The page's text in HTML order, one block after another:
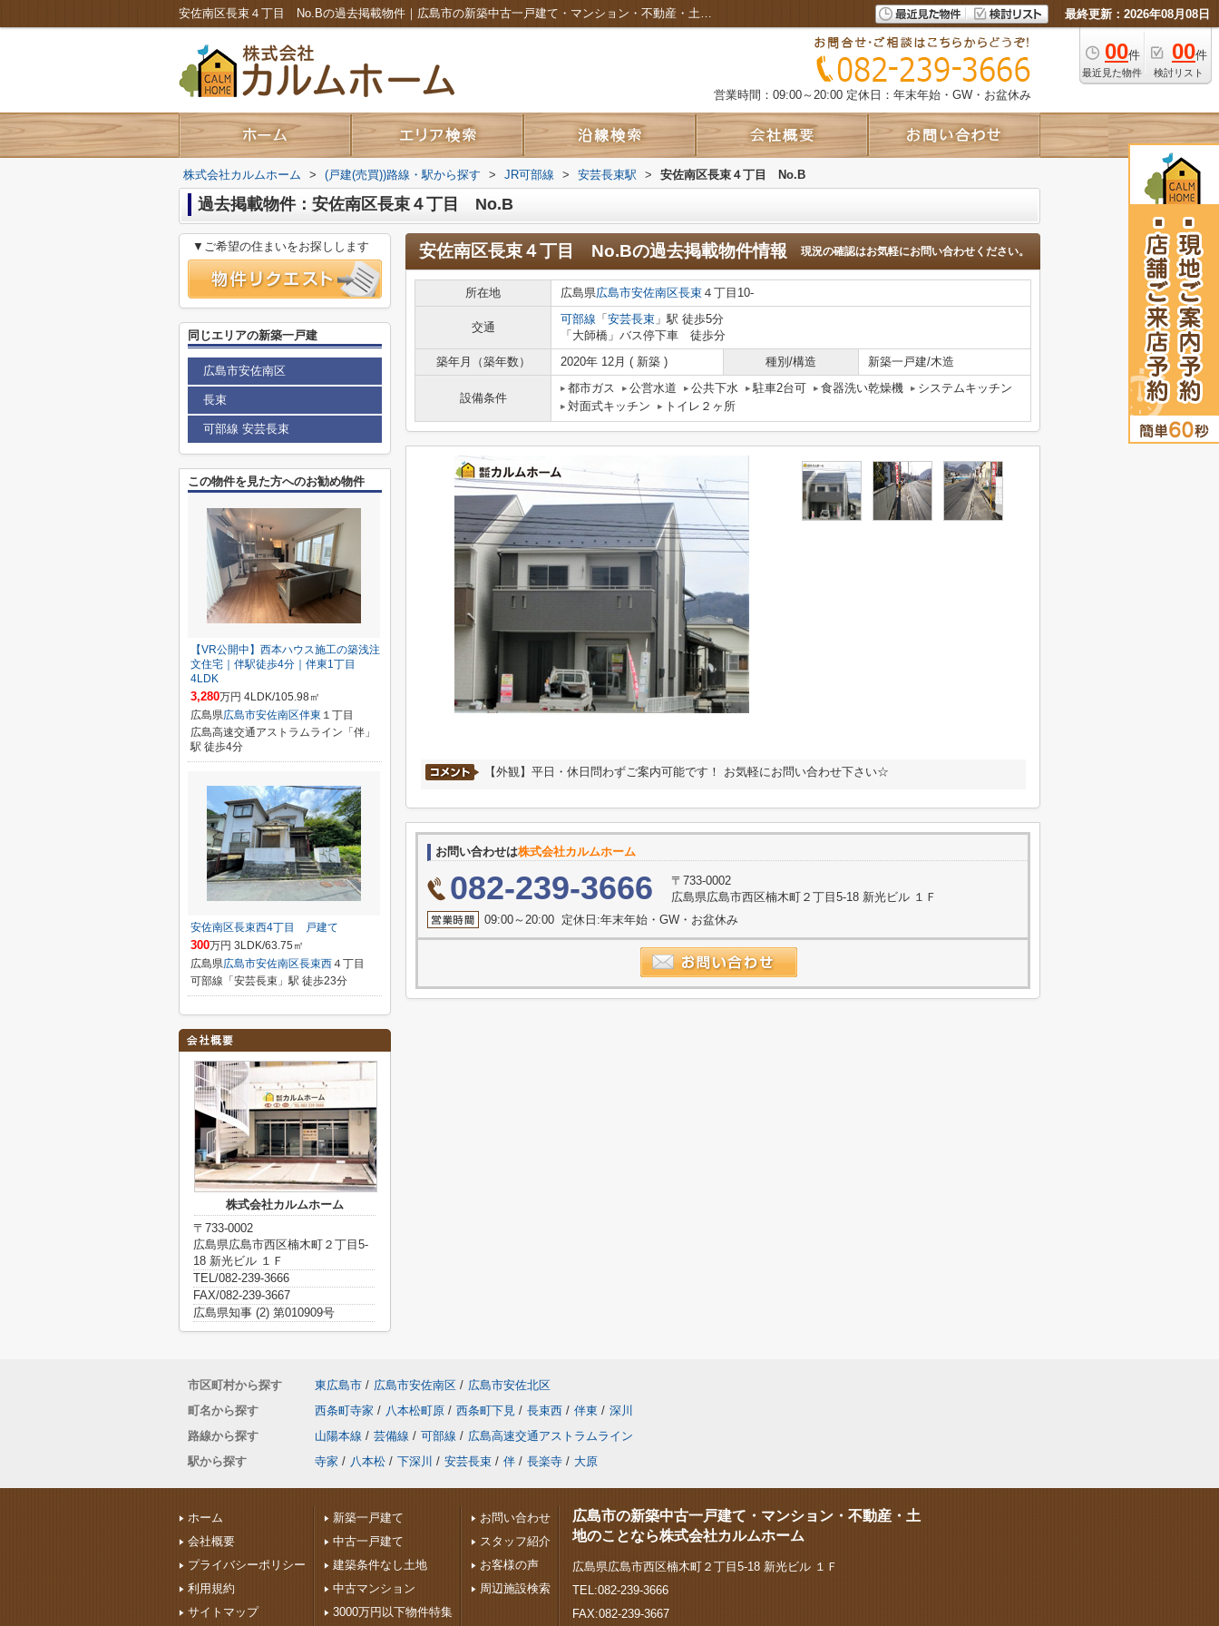
安佐南区長束４丁目 No.Bの過去掲載物件｜広島市の新築中古一戸建て・マンション・不動産・土地のことなら株式会社カルムホーム 最終更新：2026年08月08日
00件
最近見た物件
00件
検討リスト
営業時間：09:00～20:00 定休日：年末年始・GW・お盆休み
株式会社カルムホーム > (戸建(売買))路線・駅から探す > JR可部線 > 安芸長束駅 > 安佐南区長束４丁目 No.B
過去掲載物件：安佐南区長束４丁目 No.B
安佐南区長束４丁目 No.Bの過去掲載物件情報 現況の確認はお気軽にお問い合わせください。
所在地 広島県広島市安佐南区長束 ４丁目10-
交通
可部線 「 安芸長束 」駅 徒歩5分
「大師橋」バス停下車 徒歩分
築年月（築年数）
2020年 12月 ( 新築 ) 種別/構造 新築一戸建/木造
設備条件
都市ガス 公営水道 公共下水 駐車2台可 食器洗い乾燥機
システムキッチン
対面式キッチン
トイレ２ヶ所
【外観】平日・休日問わずご案内可能です！ お気軽にお問い合わせ下さい☆
お問い合わせは株式会社カルムホーム
082-239-3666
〒733-0002
広島県広島市西区楠木町２丁目5-18 新光ビル １Ｆ
09:00～20:00 定休日:年末年始・GW・お盆休み
▼ご希望の住まいをお探しします
同じエリアの新築一戸建
広島市安佐南区
長束
可部線 安芸長束
この物件を見た方へのお勧め物件
【VR公開中】西本ハウス施工の築浅注
文住宅｜伴駅徒歩4分｜伴東1丁目
4LDK
3,280万円 4LDK/105.98㎡
広島県広島市安佐南区伴東 １丁目
広島高速交通アストラムライン「伴」
駅 徒歩4分
安佐南区長束西4丁目 戸建て
300万円 3LDK/63.75㎡
広島県広島市安佐南区長束西４丁目
可部線「安芸長束」駅 徒歩23分
株式会社カルムホーム
〒733-0002
広島県広島市西区楠木町２丁目5-
18 新光ビル １Ｆ
TEL/082-239-3666
FAX/082-239-3667
広島県知事 (2) 第010909号
市区町村から探す 東広島市 / 広島市安佐南区 / 広島市安佐北区
町名から探す
西条町寺家 / 八本松町原 / 西条町下見 / 長束西 / 伴東 / 深川
路線から探す
山陽本線 / 芸備線 / 可部線 / 広島高速交通アストラムライン
駅から探す
寺家 / 八本松 / 下深川 / 安芸長束 / 伴 / 長楽寺 / 大原
ホーム
会社概要
プライバシーポリシー
利用規約
サイトマップ
新築一戸建て
中古一戸建て
建築条件なし土地
中古マンション
3000万円以下物件特集
お問い合わせ
スタッフ紹介
お客様の声
周辺施設検索
広島市の新築中古一戸建て・マンション・不動産・土
地のことなら株式会社カルムホーム
広島県広島市西区楠木町２丁目5-18 新光ビル １Ｆ
TEL:082-239-3666
FAX:082-239-3667